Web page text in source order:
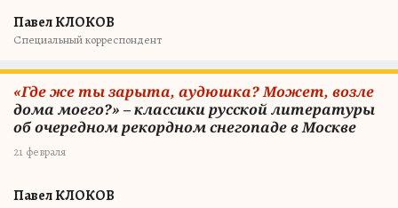
Павел КЛОКОВ
Специальный корреспондент
«Где же ты зарыта, аудюшка? Может, возле
дома моего?» – классики русской литературы
об очередном рекордном снегопаде в Москве
21 февраля
Павел КЛОКОВ